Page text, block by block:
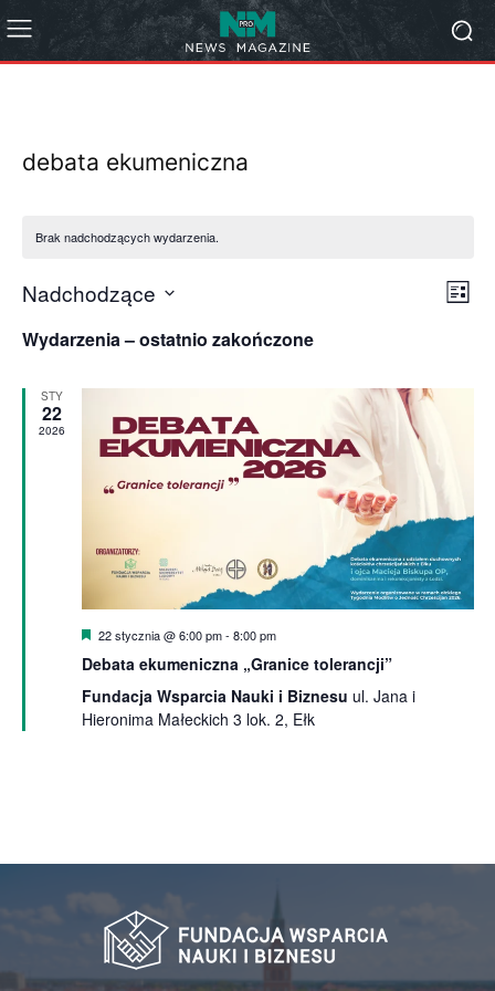
debata ekumeniczna
Brak nadchodzących wydarzenia.
Lista
Nadchodzące
datę.
Wydarzenia – ostatnio zakończone
STY
22
2026
Wyróżnione
22 stycznia @ 6:00 pm- 8:00 pm
Debata ekumeniczna „Granice tolerancji”
Fundacja Wsparcia Nauki i Biznesu ul. Jana i
Hieronima Małeckich 3 lok. 2, Ełk